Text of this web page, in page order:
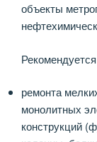
объекты
ремонта
монолитных
конструкций